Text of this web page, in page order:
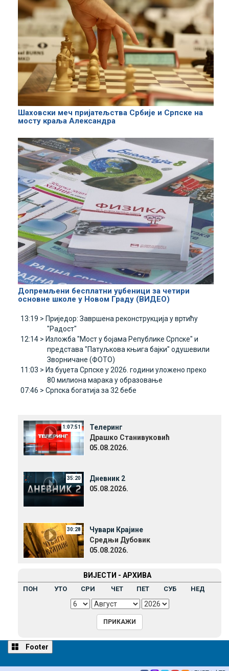
Шаховски меч пријатељства Србије и Српске на
мосту краља Александра
Допремљени бесплатни уџбеници за четири
основне школе у Новом Граду (ВИДЕО)
13:19 > Приједор: Завршена реконструкција у вртићу
"Радост"
12:14 > Изложба "Мост у бојама Републике Српске" и
представа "Патуљкова књига бајки" одушевили
Зворничане (ФОТО)
11:03 > Из буџета Српске у 2026. години уложено преко
80 милиона марака у образовање
07:46 > Српска богатија за 32 бебе
1:07:51
Телеринг
Драшко Станивуковић
05.08.2026.
35:20
Дневник 2
05.08.2026.
30:28
Чувари Крајине
Средњи Дубовик
05.08.2026.
ВИЈЕСТИ - АРХИВА
ПОН УТО СРИ ЧЕТ ПЕТ СУБ НЕД
Footer